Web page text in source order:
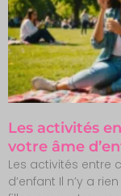
Les activités
votre âme
Les activités entre
d’enfant Il n’y a